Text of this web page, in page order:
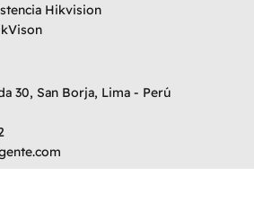
Hikvision
30, San Borja, Lima - Perú